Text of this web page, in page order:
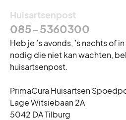
Huisartsenpost
085-5360300
Heb je ’s avonds, ’s nachts of
nodig die niet kan wachten,
huisartsenpost.
PrimaCura Huisartsen
Lage Witsiebaan 2A
5042 DA Tilburg